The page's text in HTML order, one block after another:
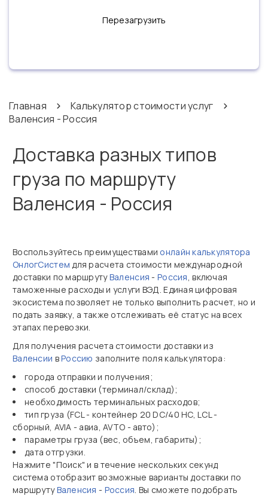
Перезагрузить
Главная
Калькулятор стоимости услуг
Валенсия - Россия
Доставка разных типов
груза по маршруту
Валенсия - Россия
Воспользуйтесь преимуществами онлайн калькулятора
ОнлогСистем для расчета стоимости международной
доставки по маршрутуВаленсия - Россия, включая
таможенные расходы и услуги ВЭД. Единая цифровая
экосистема позволяет не только выполнить расчет, но и
подать заявку, а также отслеживать её статус на всех
этапах перевозки.
Для получения расчета стоимости доставки из
Валенсии вРоссию заполните поля калькулятора:
города отправки и получения;
способ доставки (терминал/склад);
необходимость терминальных расходов;
тип груза (FCL - контейнер 20 DC/40 HC, LCL -
сборный, AVIA - авиа, AVTO - авто);
параметры груза (вес, объем, габариты);
дата отгрузки.
Нажмите "Поиск" и в течение нескольких секунд
система отобразит возможные варианты доставки по
маршрутуВаленсия - Россия. Вы сможете подобрать